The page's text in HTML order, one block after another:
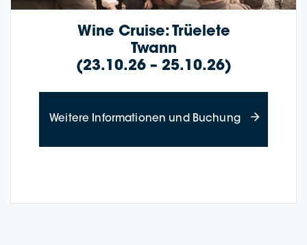
Wine Crui­se: Trüele­te
Twann
(23.10.26 – 25.10.26)
Wei­te­re Infor­ma­tio­nen und Buchungabout Wine